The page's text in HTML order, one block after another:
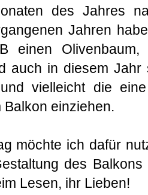
des Jahres
Jahren
einen
auch in diesem
vielleicht die
Balkon einziehen.
möchte ich dafür
des
Lesen, ihr Lieben!